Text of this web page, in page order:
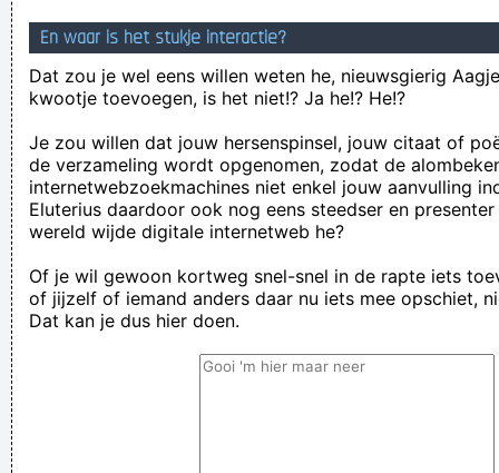
En waar is het stukje interactie?
Dat zou je wel eens willen weten he, nieuwsgierig
kwootje toevoegen, is het niet!? Ja he!? He!?
Je zou willen dat jouw hersenspinsel, jouw citaat of
de verzameling wordt opgenomen, zodat de
internetwebzoekmachines niet enkel jouw aanvulling
Eluterius daardoor ook nog eens steedser en
wereld wijde digitale internetweb he?
Of je wil gewoon kortweg snel-snel in de rapte iets
of jijzelf of iemand anders daar nu iets mee opschiet,
Dat kan je dus hier doen.